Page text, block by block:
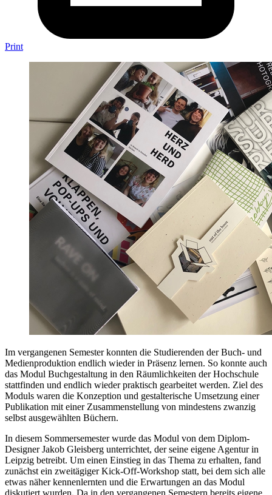
Print
Im vergangenen Semester konnten die Studierenden der Buch- und
Medienproduktion endlich wieder in Präsenz lernen. So konnte auch
das Modul Buchgestaltung in den Räumlichkeiten der Hochschule
stattfinden und endlich wieder praktisch gearbeitet werden. Ziel des
Moduls waren die Konzeption und gestalterische Umsetzung einer
Publikation mit einer Zusammenstellung von mindestens zwanzig
selbst ausgewählten Büchern.
In diesem Sommersemester wurde das Modul von dem Diplom-
Designer Jakob Gleisberg unterrichtet, der seine eigene Agentur in
Leipzig betreibt. Um einen Einstieg in das Thema zu erhalten, fand
zunächst ein zweitägiger Kick-Off-Workshop statt, bei dem sich alle
etwas näher kennenlernten und die Erwartungen an das Modul
diskutiert wurden. Da in den vergangenen Semestern bereits eigene